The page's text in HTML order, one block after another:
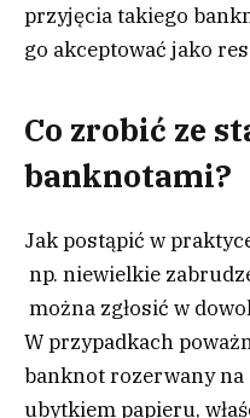
przyjęcia takiego
go akceptować jako
Co zrobić ze
banknotami?
Jak postąpić w
np. niewielkie
można zgłosić w
W przypadkach
banknot rozerwany na
ubytkiem papieru,